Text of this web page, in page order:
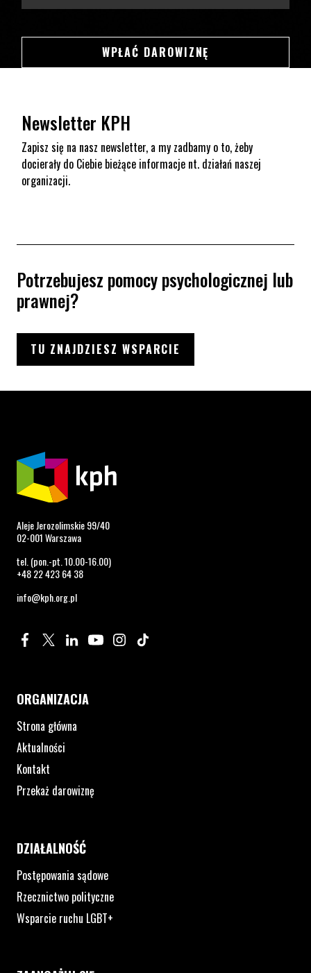
WPŁAĆ DAROWIZNĘ
Newsletter KPH
Zapisz się na nasz newsletter, a my zadbamy o to, żeby
docierały do Ciebie bieżące informacje nt. działań naszej
organizacji.
Potrzebujesz pomocy psychologicznej lub
prawnej?
TU ZNAJDZIESZ WSPARCIE
Aleje Jerozolimskie 99/40
02-001 Warszawa
tel. (pon.-pt. 10.00-16.00)
+48 22 423 64 38
info@kph.org.pl
Profil na Facebook. Strona otwiera się w nowym oknie.
Profil na Twitter. Strona otwiera się w nowym oknie.
Profil na LinkedIn. Strona otwiera się w nowym oknie.
Profil na YouTube. Strona otwiera się w nowym
Profil na Instagram. Strona otwiera się
ORGANIZACJA
Strona główna
Aktualności
Kontakt
Przekaż darowiznę
DZIAŁALNOŚĆ
Postępowania sądowe
Rzecznictwo polityczne
Wsparcie ruchu LGBT+